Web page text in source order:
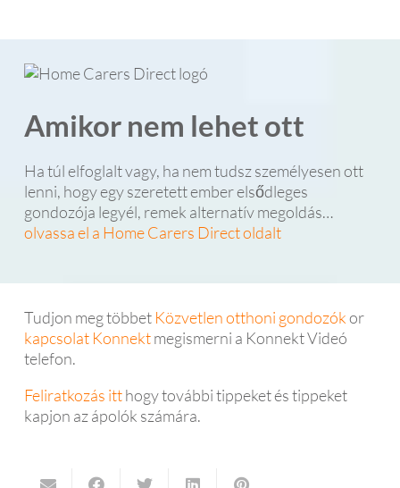
Amikor nem lehet ott
Ha túl elfoglalt vagy, ha nem tudsz személyesen ott
lenni, hogy egy szeretett ember elsődleges
gondozója legyél, remek alternatív megoldás…
olvassa el a Home Carers Direct oldalt
Tudjon meg többet Közvetlen otthoni gondozókor
kapcsolat Konnektmegismerni a Konnekt Videó
telefon.
Feliratkozás itthogy további tippeket és tippeket
kapjon az ápolók számára.